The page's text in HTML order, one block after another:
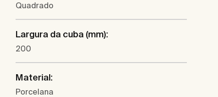
Quadrado
Largura da cuba (mm):
200
Material:
Porcelana